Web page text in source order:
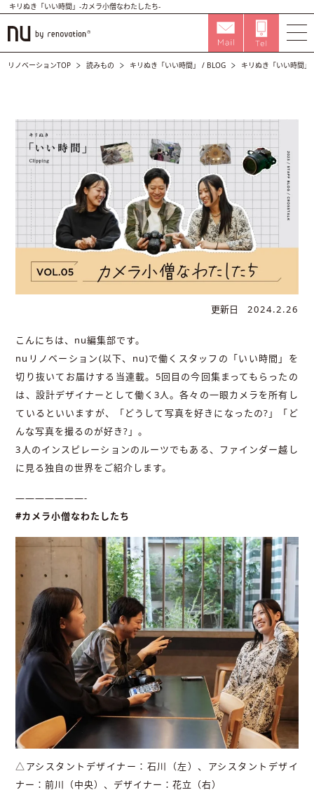
キリぬき「いい時間」-カメラ小僧なわたしたち-
リノベーションTOP 読みもの キリぬき「いい時間」 / BLOG キリぬき「いい時間
更新日 2024.2.26
こんにちは、nu編集部です。
nuリノベーション(以下、nu)で働くスタッフの「いい時間」を
切り抜いてお届けする当連載。5回目の今回集まってもらったの
は、設計デザイナーとして働く3人。各々の一眼カメラを所有し
ているといいますが、「どうして写真を好きになったの?」「ど
んな写真を撮るのが好き?」。
3人のインスピレーションのルーツでもある、ファインダー越し
に見る独自の世界をご紹介します。
———————-
#カメラ小僧なわたしたち
△アシスタントデザイナー：石川（左）、アシスタントデザイ
ナー：前川（中央）、デザイナー：花立（右）